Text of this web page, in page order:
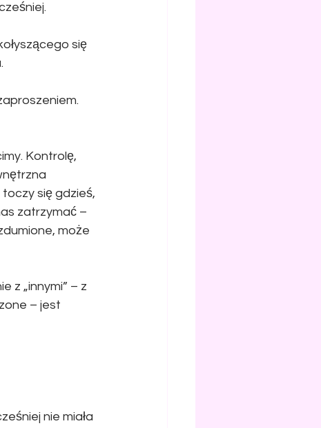
się
Kontrolę,
się gdzieś,
zatrzymać –
może
z „innymi” – z
– jest
nie miała